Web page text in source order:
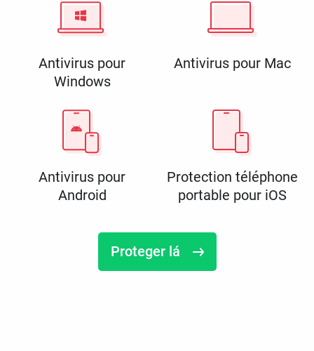
Antivirus pour
Windows
Antivirus pour Mac
Antivirus pour
Android
Protection téléphone
portable pour iOS
Proteger lá